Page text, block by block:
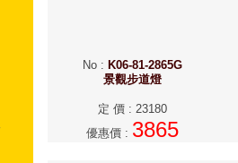
No: K06-81-2865G
景觀步道燈
定 價: 23180
優惠價: 3865